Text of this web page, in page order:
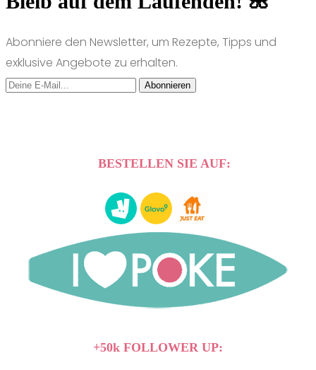
Abonniere den Newsletter, um Rezepte, Tipps und
exklusive Angebote zu erhalten.
Abonnieren
BESTELLEN SIE AUF:
+50k FOLLOWER UP: